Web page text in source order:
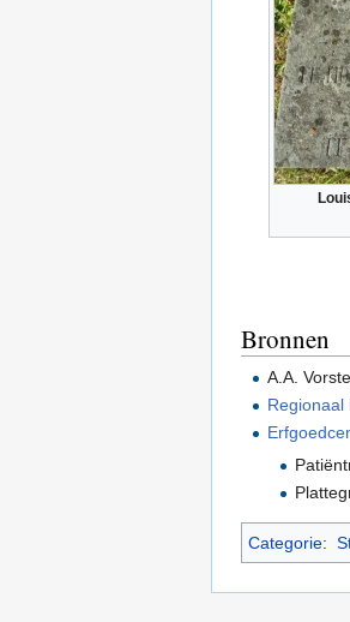
Bronnen
A.A.
Regionaal
Categorie: